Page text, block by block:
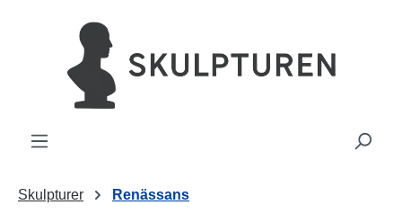
Skulpturer Renässans